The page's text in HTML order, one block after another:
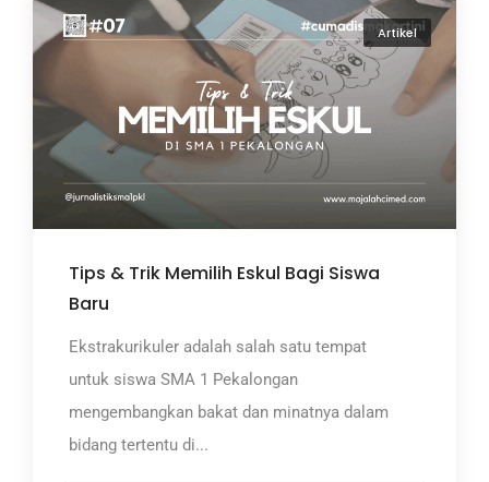
Artikel
Tips & Trik Memilih Eskul Bagi Siswa
Baru
Ekstrakurikuler adalah salah satu tempat
untuk siswa SMA 1 Pekalongan
mengembangkan bakat dan minatnya dalam
bidang tertentu di...